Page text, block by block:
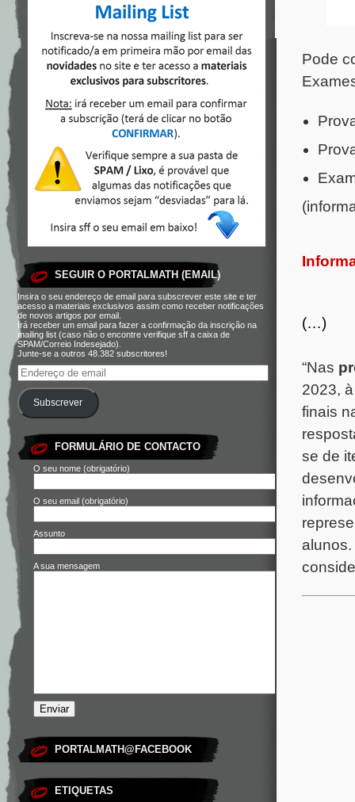
SEGUIR O PORTALMATH (EMAIL)
Insira o seu endereço de email para subscrever este site e ter
acesso a materiais exclusivos assim como receber notificações
de novos artigos por email.
Irá receber um email para fazer a confirmação da inscrição na
mailing list (caso não o encontre verifique sff a caixa de
SPAM/Correio Indesejado).
Junte-se a outros 48.382 subscritores!
Subscrever
FORMULÁRIO DE CONTACTO
O seu nome (obrigatório)
O seu email (obrigatório)
Assunto
A sua mensagem
PORTALMATH@FACEBOOK
ETIQUETAS
Pode
(…)
“Nas
2023,
finais
se de